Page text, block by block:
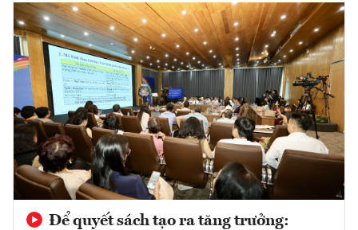
Để quyết sách tạo ra tăng trưởng: